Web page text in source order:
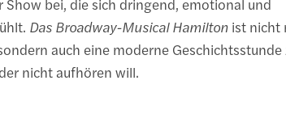
Show bei, die sich dringend, emotional und
Das Broadway-Musical Hamilton ist nicht
auch eine moderne Geschichtsstunde
nicht aufhören will.